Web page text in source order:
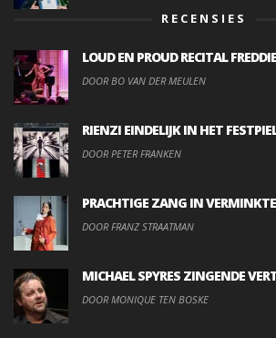
RECENSIES
LOUD EN PROUD RECITAL
DOOR BO VAN DER MEULEN
RIENZI EINDELIJK IN HET
DOOR PETER FRANKEN
PRACHTIGE ZANG IN
DOOR FRANZ STRAATMAN
MICHAEL SPYRES ZINGENDE
DOOR MONIQUE TEN BOSKE